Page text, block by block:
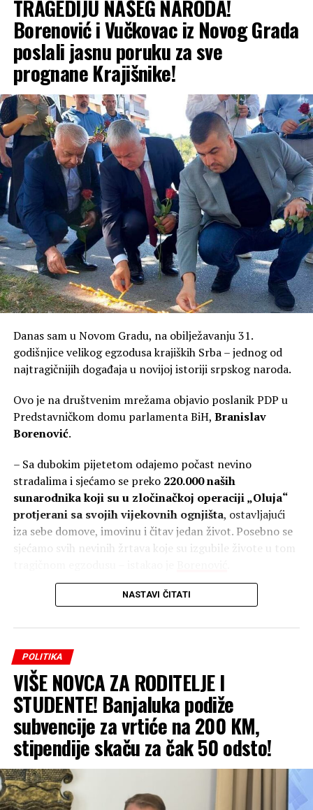
TRAGEDIJU NAŠEG NARODA!
Borenović i Vučkovac iz Novog Grada
poslali jasnu poruku za sve
prognane Krajišnike!
Danas sam u Novom Gradu, na obilježavanju 31.
godišnjice velikog egzodusa krajiških Srba – jednog od
najtragičnijih događaja u novijoj istoriji srpskog naroda.
Ovo je na društvenim mrežama objavio poslanik PDP u
Predstavničkom domu parlamenta BiH, Branislav
Borenović.
– Sa dubokim pijetetom odajemo počast nevino
stradalima i sjećamo se preko 220.000 naših
sunarodnika koji su u zločinačkoj operaciji „Oluja“
protjerani sa svojih vijekovnih ognjišta, ostavljajući
iza sebe domove, imovinu i čitav jedan život. Posebno se
sjećamo svih nevinih žrtava koje su izgubile živote u tom
Najvažnije je, dodaje on, da pamtimo i čuvamo sjećanje,
ali isto tako imamo obavezu da institucionalno i
sistemski rješavamo preostala životna pitanja prognanih
Srba iz Hrvatske.
Skoro je riješeno pitanje statusa
boraca Vojske Republike Srpske Krajine, ali je
NASTAVI ČITATI
POLITIKA
VIŠE NOVCA ZA RODITELJE I
STUDENTE! Banjaluka podiže
subvencije za vrtiće na 200 KM,
stipendije skaču za čak 50 odsto!